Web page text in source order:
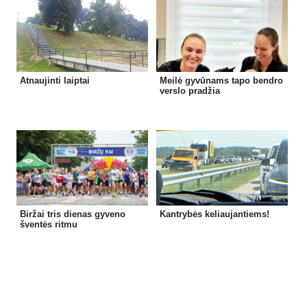
Atnaujinti laiptai
Meilė gyvūnams tapo bendro
verslo pradžia
Biržai tris dienas gyveno
šventės ritmu
Kantrybės keliaujantiems!